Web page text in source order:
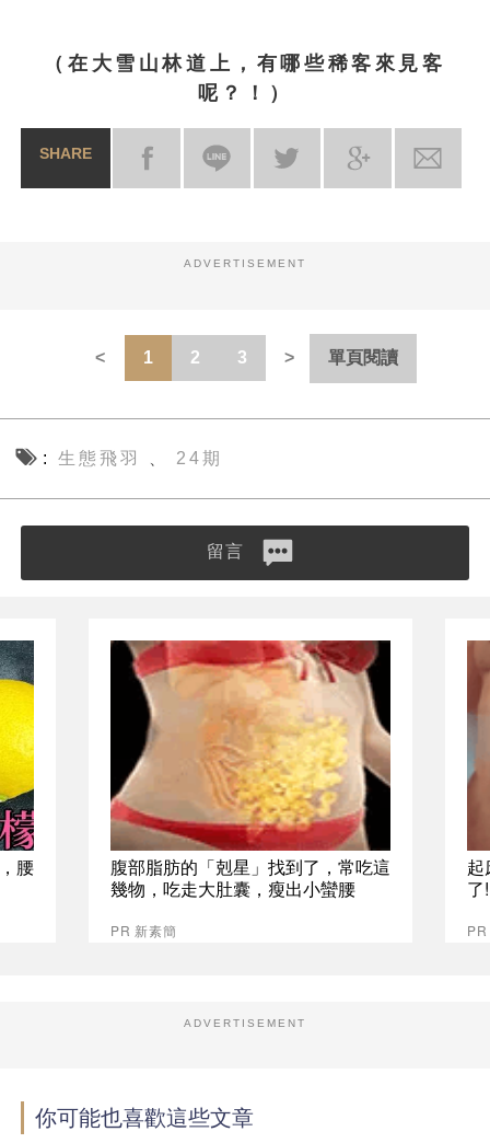
（在大雪山林道上，有哪些稀客來見客
呢？！）
SHARE
ADVERTISEMENT
1 2 3 單頁閱讀
生態飛羽 24期
留言
腰
腹部脂肪的「剋星」找到了，常吃這
幾物，吃走大肚囊，瘦出小蠻腰
PR 新素簡
起
了
ADVERTISEMENT
你可能也喜歡這些文章